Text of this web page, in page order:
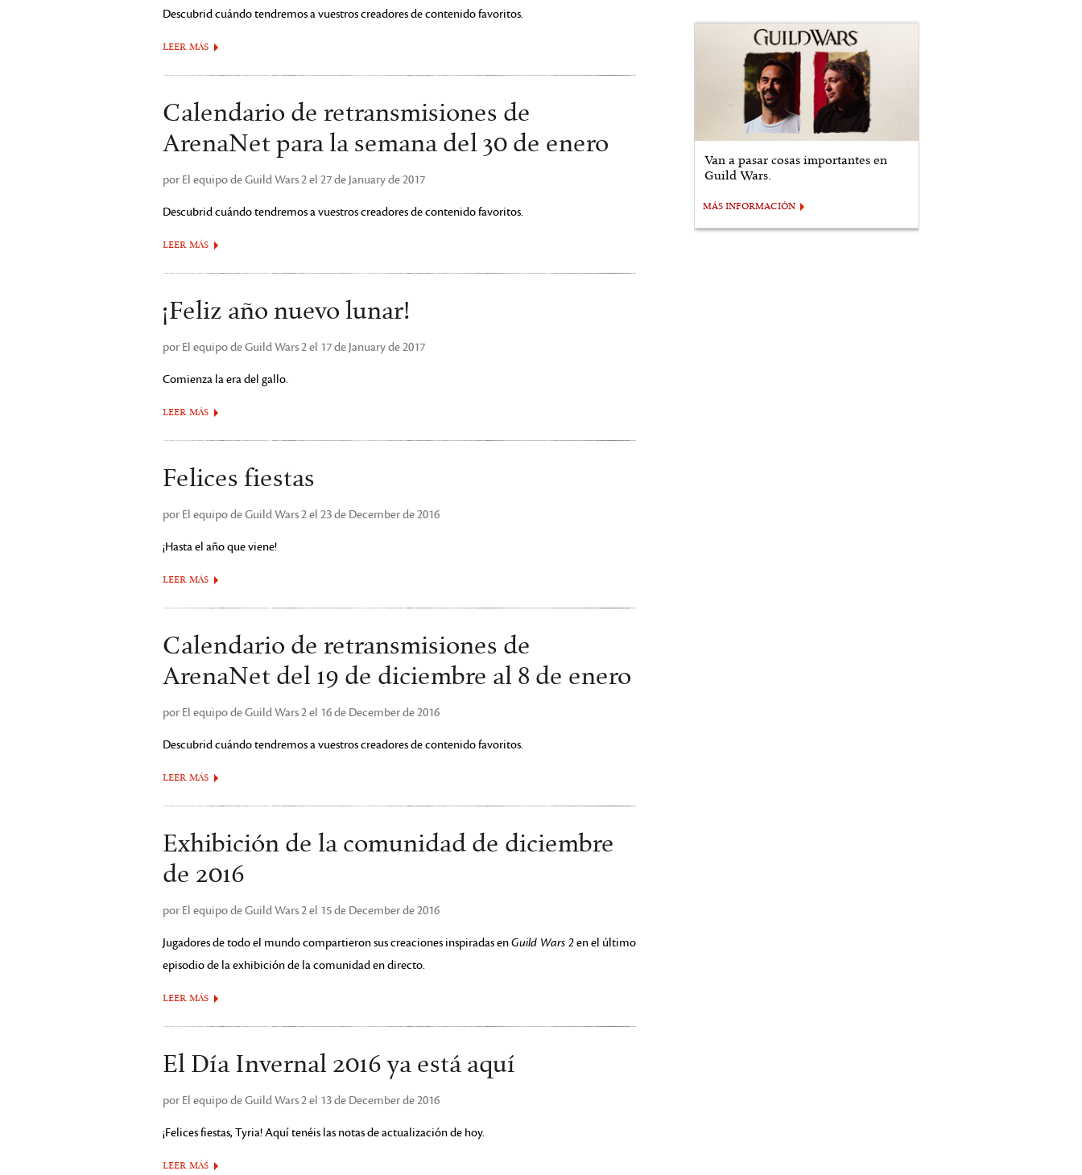
Descubrid cuándo tendremos a vuestros creadores de contenido favoritos.
LEER MÁS
Calendario de retransmisiones de
ArenaNet para la semana del 30 de enero
por El equipo de Guild Wars 2 el 27 de January de 2017
Descubrid cuándo tendremos a vuestros creadores de contenido favoritos.
LEER MÁS
¡Feliz año nuevo lunar!
por El equipo de Guild Wars 2 el 17 de January de 2017
Comienza la era del gallo.
LEER MÁS
Felices fiestas
por El equipo de Guild Wars 2 el 23 de December de 2016
¡Hasta el año que viene!
LEER MÁS
Calendario de retransmisiones de
ArenaNet del 19 de diciembre al 8 de enero
por El equipo de Guild Wars 2 el 16 de December de 2016
Descubrid cuándo tendremos a vuestros creadores de contenido favoritos.
LEER MÁS
Exhibición de la comunidad de diciembre
de 2016
por El equipo de Guild Wars 2 el 15 de December de 2016
Jugadores de todo el mundo compartieron sus creaciones inspiradas enGuild Wars 2en el último
episodio de la exhibición de la comunidad en directo.
LEER MÁS
El Día Invernal 2016 ya está aquí
por El equipo de Guild Wars 2 el 13 de December de 2016
¡Felices fiestas, Tyria! Aquí tenéis las notas de actualización de hoy.
LEER MÁS
Van a pasar cosas importantes en
Guild Wars.
MÁS INFORMACIÓN